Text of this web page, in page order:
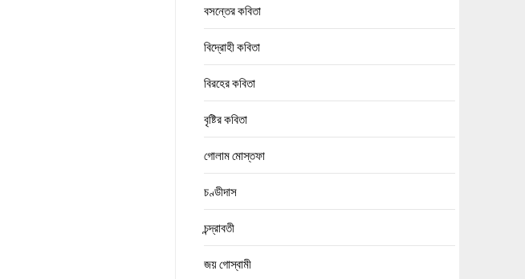
বসন্তের কবিতা
বিদ্রোহী কবিতা
বিরহের কবিতা
বৃষ্টির কবিতা
গোলাম মোস্তফা
চণ্ডীদাস
চন্দ্রাবতী
জয় গোস্বামী